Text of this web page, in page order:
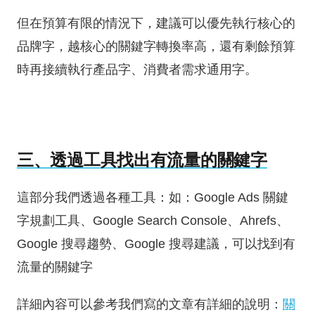
但在預算有限的情況下，建議可以優先執行核心的
品牌字，越核心的關鍵字轉換率高，還有剩餘預算
時再接續執行產品字、消費者需求通用字。
三、透過工具找出有流量的關鍵字
這部分我們透過各種工具：如：Google Ads 關鍵
字規劃工具、Google Search Console、Ahrefs、
Google 搜尋趨勢、Google 搜尋建議，可以找到有
流量的關鍵字
詳細內容可以參考我們寫的文章有詳細的說明： 關